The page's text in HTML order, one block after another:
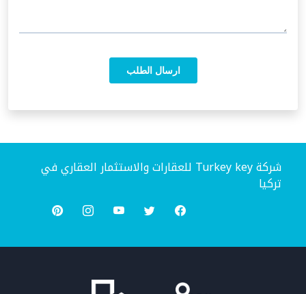
شركة Turkey key للعقارات والاستثمار العقاري في
تركيا